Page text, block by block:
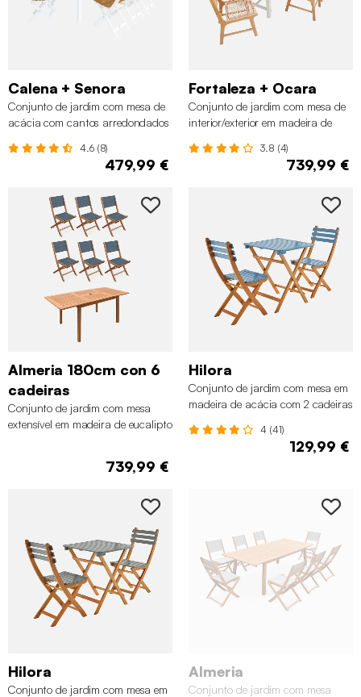
Calena + Senora
Conjunto de jardim com mesa de
acácia com cantos arredondados
4.6 (8)
479,99 €
Fortaleza + Ocara
Conjunto de jardim com mesa de
interior/exterior em madeira de
Natural
3.8 (4)
739,99 €
Almeria 180cm con 6
cadeiras
Conjunto de jardim com mesa
extensível em madeira de eucalipto
739,99 €
Hilora
Conjunto de jardim com mesa em
madeira de acácia com 2 cadeiras
4 (41)
129,99 €
Hilora
Conjunto de jardim com mesa em
Almeria
Conjunto de jardim com mesa